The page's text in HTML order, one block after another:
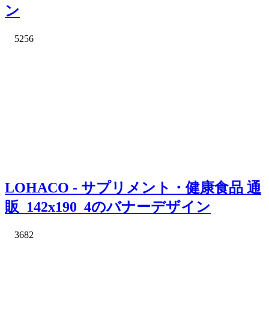
ン
5256
LOHACO - サプリメント・健康食品 通
販_142x190_4のバナーデザイン
3682